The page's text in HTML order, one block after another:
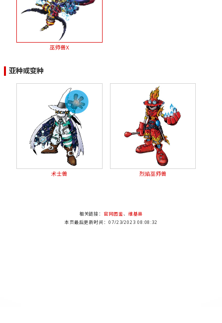
巫师兽X
亚种或变种
术士兽 烈焰巫师兽
相关链接： 官网图鉴、 维基兽
本页最后更新时间：07/23/2023 08:08:32